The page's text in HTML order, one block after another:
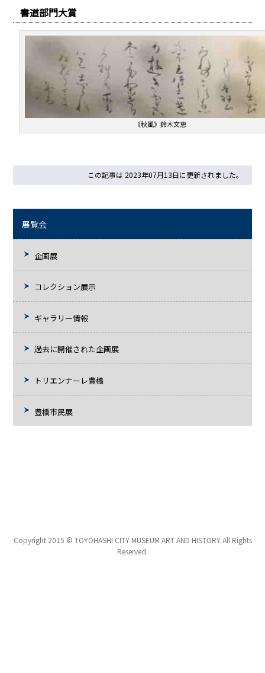
書道部門大賞
《秋風》鈴木文恵
この記事は 2023年07月13日に更新されました。
展覧会
企画展
コレクション展示
ギャラリー情報
過去に開催された企画展
トリエンナーレ豊橋
豊橋市民展
Copyright 2015 © TOYOHASHI CITY MUSEUM ART AND HISTORY All Rights
Reserved.